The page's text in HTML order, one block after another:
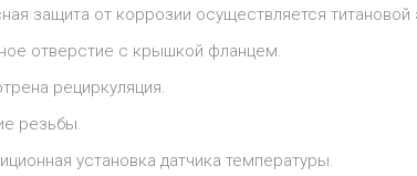
защита от коррозии осуществляется
отверстие с крышкой фланцем.
рециркуляция.
резьбы.
установка датчика температуры.